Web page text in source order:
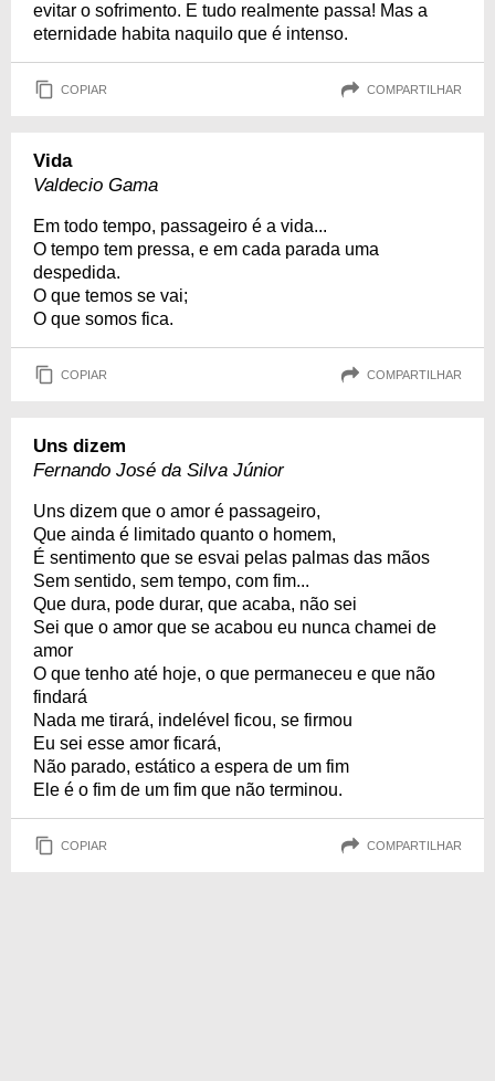
evitar o sofrimento. E tudo realmente passa! Mas a
eternidade habita naquilo que é intenso.
COPIAR COMPARTILHAR
Vida
Valdecio Gama
Em todo tempo, passageiro é a vida...
O tempo tem pressa, e em cada parada uma
despedida.
O que temos se vai;
O que somos fica.
COPIAR COMPARTILHAR
Uns dizem
Fernando José da Silva Júnior
Uns dizem que o amor é passageiro,
Que ainda é limitado quanto o homem,
É sentimento que se esvai pelas palmas das mãos
Sem sentido, sem tempo, com fim...
Que dura, pode durar, que acaba, não sei
Sei que o amor que se acabou eu nunca chamei de
amor
O que tenho até hoje, o que permaneceu e que não
findará
Nada me tirará, indelével ficou, se firmou
Eu sei esse amor ficará,
Não parado, estático a espera de um fim
Ele é o fim de um fim que não terminou.
COPIAR COMPARTILHAR